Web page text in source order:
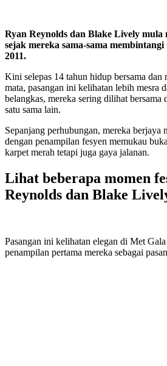
Ryan Reynolds dan Blake Lively mula
sejak mereka sama-sama
2011.
Kini selepas 14 tahun hidup bersama dan
mata, pasangan ini kelihatan lebih mesra
belangkas, mereka sering dilihat bersama
satu sama lain.
Sepanjang perhubungan, mereka berjaya
dengan penampilan fesyen memukau
karpet merah tetapi juga gaya jalanan.
Lihat beberapa momen
Reynolds dan Blake
Pasangan ini kelihatan elegan di Met
penampilan pertama mereka sebagai